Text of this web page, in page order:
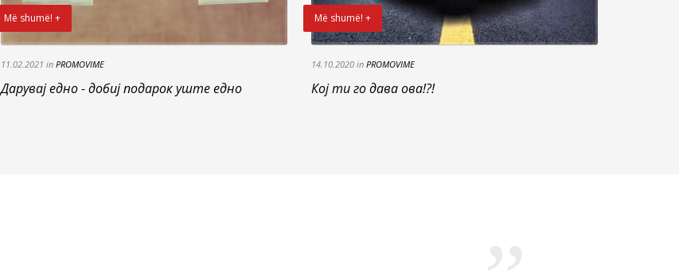
Më shumë! +
11.02.2021 in PROMOVIME
Дарувај едно - добиј подарок уште едно
Më shumë! +
14.10.2020 in PROMOVIME
Кој ти го дава ова!?!